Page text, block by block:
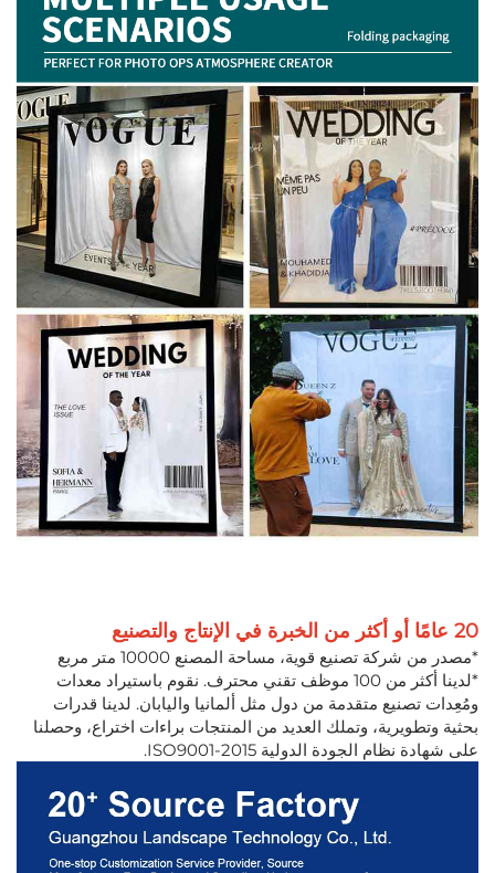
20 عامًا أو أكثر من الخبرة في الإنتاج والتصنيع
*مصدر من شركة تصنيع قوية، مساحة المصنع 10000 متر مربع
*لدينا أكثر من 100 موظف تقني محترف. نقوم باستيراد معدات
ومُعِدات تصنيع متقدمة من دول مثل ألمانيا واليابان. لدينا قدرات
بحثية وتطويرية، وتملك العديد من المنتجات براءات اختراع، وحصلنا
على شهادة نظام الجودة الدولية ISO9001-2015.